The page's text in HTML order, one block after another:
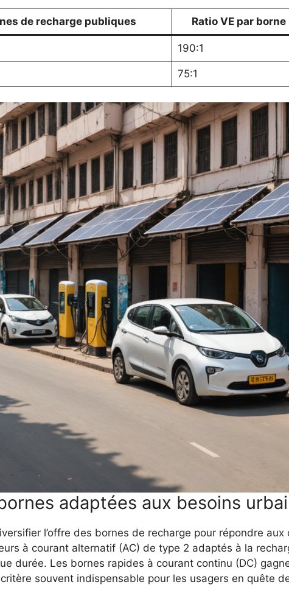
de recharge publiques Ratio VE par borne
190:1
75:1
adaptées aux besoins
l’offre des bornes de recharge pour répondre
à courant alternatif (AC) de type 2 adaptés à la
durée. Les bornes rapides à courant continu (DC)
souvent indispensable pour les usagers en quête